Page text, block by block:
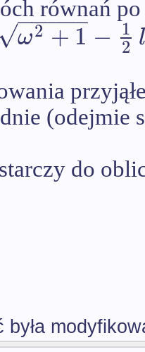
równań
ω2 +1
− −
−−− − 1
2
(odejmie
do
była